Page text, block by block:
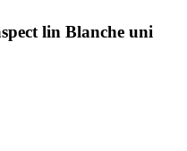
lin Blanche uni